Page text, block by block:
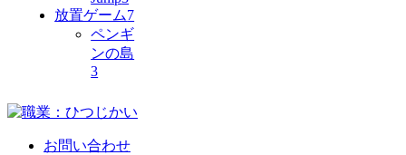
放置ゲーム7
ペンギ
ンの島
3
お問い合わせ